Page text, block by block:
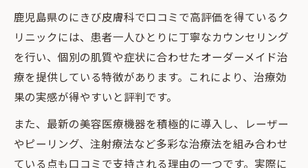
鹿児島県のにきび皮膚科で口コミで高評価を得ているク
リニックには、患者一人ひとりに丁寧なカウンセリング
を行い、個別の肌質や症状に合わせたオーダーメイド治
療を提供している特徴があります。これにより、治療効
果の実感が得やすいと評判です。
また、最新の美容医療機器を積極的に導入し、レーザー
やピーリング、注射療法など多彩な治療法を組み合わせ
ている点も口コミで支持される理由の一つです。実際に